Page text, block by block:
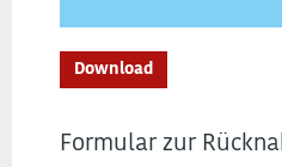
Download
Formular zur